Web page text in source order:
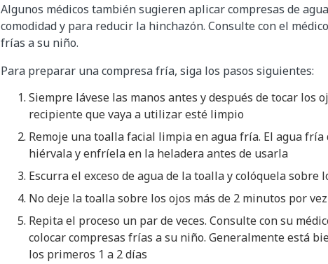
Algunos médicos también sugieren aplicar compresas de
comodidad y para reducir la hinchazón. Consulte con el
frías a su niño.
Para preparar una compresa fría, siga los pasos siguientes:
Siempre lávese las manos antes y después de tocar los
recipiente que vaya a utilizar esté limpio
Remoje una toalla facial limpia en agua fría. El agua
hiérvala y enfríela en la heladera antes de usarla
Escurra el exceso de agua de la toalla y colóquela sobre
No deje la toalla sobre los ojos más de 2 minutos por vez
Repita el proceso un par de veces. Consulte con su
colocar compresas frías a su niño. Generalmente está
los primeros 1 a 2 días